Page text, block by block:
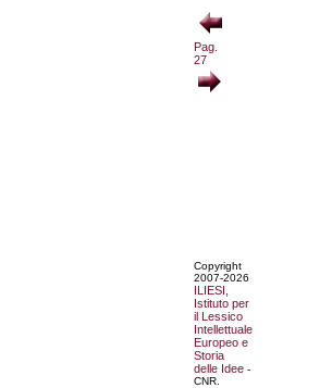
Pag.
27
Copyright
2007-2026
ILIESI,
Istituto per
il Lessico
Intellettuale
Europeo e
Storia
delle Idee -
CNR.